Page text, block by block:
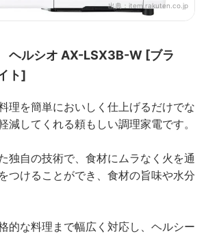
出典： item.rakuten.co.jp
ヘルシオ AX-LSX3B-W [ブラ
ト]
理を簡単においしく仕上げるだけでな
減してくれる頼もしい調理家電です。
独自の技術で、食材にムラなく火を通
つけることができ、食材の旨味や水分
的な料理まで幅広く対応し、ヘルシー